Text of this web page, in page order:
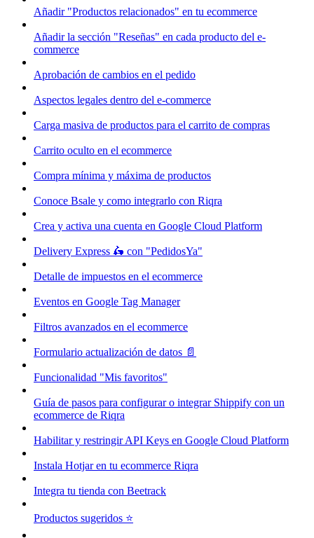
Añadir "Productos relacionados" en tu ecommerce
Añadir la sección "Reseñas" en cada producto del e-
commerce
Aprobación de cambios en el pedido
Aspectos legales dentro del e-commerce
Carga masiva de productos para el carrito de compras
Carrito oculto en el ecommerce
Compra mínima y máxima de productos
Conoce Bsale y como integrarlo con Riqra
Crea y activa una cuenta en Google Cloud Platform
Delivery Express 🛵 con "PedidosYa"
Detalle de impuestos en el ecommerce
Eventos en Google Tag Manager
Filtros avanzados en el ecommerce
Formulario actualización de datos 📄
Funcionalidad "Mis favoritos"
Guía de pasos para configurar o integrar Shippify con un
ecommerce de Riqra
Habilitar y restringir API Keys en Google Cloud Platform
Instala Hotjar en tu ecommerce Riqra
Integra tu tienda con Beetrack
Productos sugeridos ⭐